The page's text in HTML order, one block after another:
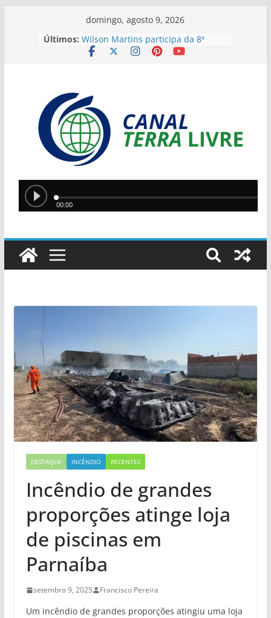
domingo, agosto 9, 2026
Últimos: Wilson Martins participa da 8ª
Festa do Vaqueiro em Santa Cruz
eleitoral neste domingo
9º Feirão Solidário do MP3 terá
móveis e eletrônicos a partir de R$
20 em Teresina
Lula reage à revogação de visto de
embaixadora brasileira e endurece
motores de rabeta a pescadores
artesanais
DESTAQUE INCÊNDIO RECENTES
Incêndio de grandes
proporções atinge loja
de piscinas em
Parnaíba
setembro 9, 2025 Francisco Pereira
Um incêndio de grandes proporções atingiu uma loja